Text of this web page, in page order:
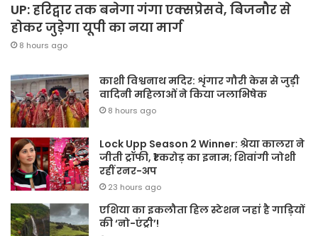
UP: हरिद्वार तक बनेगा गंगा एक्सप्रेसवे, बिजनौर से
होकर जुड़ेगा यूपी का नया मार्ग
8 hours ago
काशी विश्वनाथ मदिर: शृंगार गौरी केस से जुड़ी
वादिनी महिलाओं ने किया जलाभिषेक
8 hours ago
Lock Upp Season 2 Winner: श्रेया कालरा ने
जीती ट्रॉफी, ₹1 करोड़ का इनाम; शिवांगी जोशी
रहीं रनर-अप
23 hours ago
एशिया का इकलौता हिल स्टेशन जहां है गाड़ियों
की ‘नो-एंट्री’!